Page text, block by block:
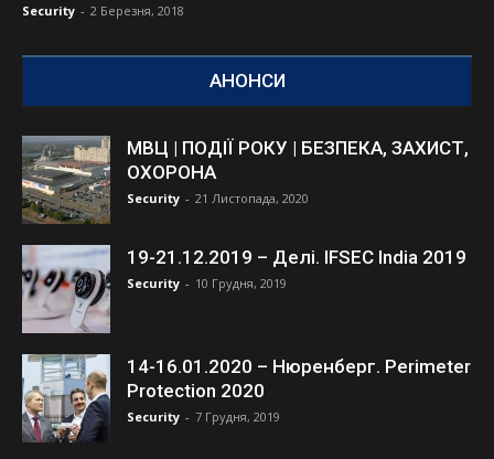
Security - 2 Березня, 2018
АНОНСИ
МВЦ | ПОДІЇ РОКУ | БЕЗПЕКА, ЗАХИСТ,
ОХОРОНА
Security - 21 Листопада, 2020
19-21.12.2019 – Делі. IFSEC India 2019
Security - 10 Грудня, 2019
14-16.01.2020 – Нюренберг. Perimeter
Protection 2020
Security - 7 Грудня, 2019